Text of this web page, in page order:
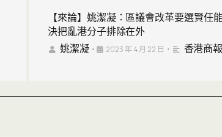
【來論】姚潔凝：區議會改革要選賢任
決把亂港分子排除在外
姚潔凝 • 2023 年 4 月 22 日 • 香港商報